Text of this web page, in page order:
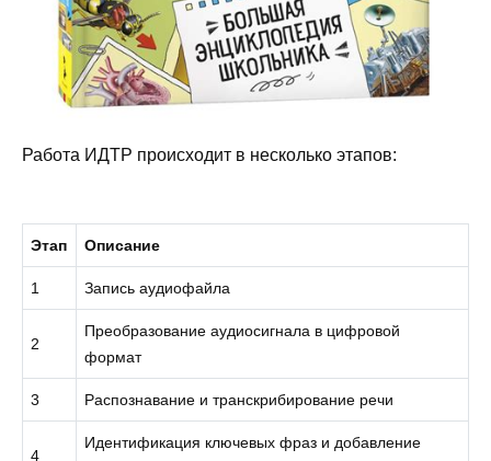
Работа ИДТР происходит в несколько этапов:
Этап Описание
1 Запись аудиофайла
2
Преобразование аудиосигнала в цифровой
формат
3 Распознавание и транскрибирование речи
4
Идентификация ключевых фраз и добавление